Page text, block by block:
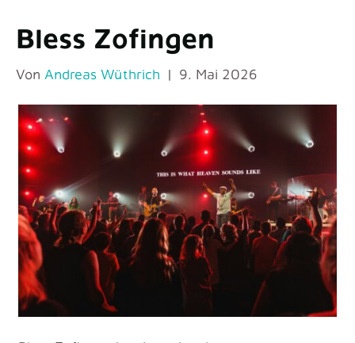
Bless Zofingen
Von Andreas Wüthrich | 9. Mai 2026